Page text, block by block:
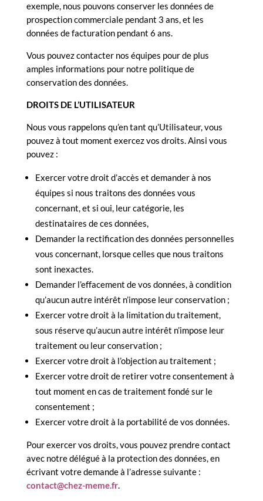
exemple, nous pouvons conserver les données de
prospection commerciale pendant 3 ans, et les
données de facturation pendant 6 ans.
Vous pouvez contacter nos équipes pour de plus
amples informations pour notre politique de
conservation des données.
DROITS DE L’UTILISATEUR
Nous vous rappelons qu’en tant qu’Utilisateur, vous
pouvez à tout moment exercez vos droits. Ainsi vous
pouvez :
Exercer votre droit d’accès et demander à nos
équipes si nous traitons des données vous
concernant, et si oui, leur catégorie, les
destinataires de ces données,
Demander la rectification des données personnelles
vous concernant, lorsque celles que nous traitons
sont inexactes.
Demander l’effacement de vos données, à condition
qu’aucun autre intérêt n’impose leur conservation ;
Exercer votre droit à la limitation du traitement,
sous réserve qu’aucun autre intérêt n’impose leur
traitement ou leur conservation ;
Exercer votre droit à l’objection au traitement ;
Exercer votre droit de retirer votre consentement à
tout moment en cas de traitement fondé sur le
consentement ;
Exercer votre droit à la portabilité de vos données.
Pour exercer vos droits, vous pouvez prendre contact
avec notre délégué à la protection des données, en
écrivant votre demande à l’adresse suivante :
contact@chez-meme.fr.